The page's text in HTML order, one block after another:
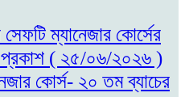
ম্যানেজার কোর্সের
প্রকাশ ( ২৫/০৬/২০২৬ )
কোর্স- ২০ তম ব্যাচের